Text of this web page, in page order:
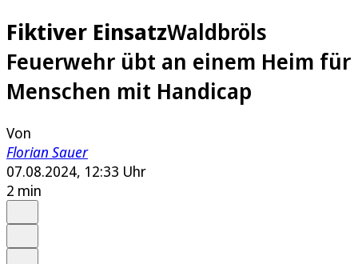
Fiktiver EinsatzWaldbröls
Feuerwehr übt an einem Heim für
Menschen mit Handicap
Von
Florian Sauer
07.08.2024, 12:33 Uhr
2 min